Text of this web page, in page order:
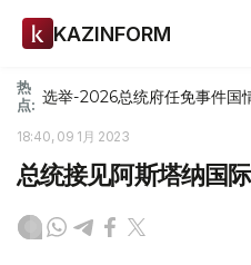
KAZINFORM
热
点: 选举-2026总统府任免事件国
18:40, 09 1月 2023
总统接见阿斯塔纳国